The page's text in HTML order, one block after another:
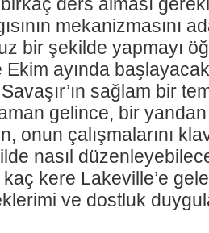
mekanizmasını
bir şekilde yapmayı
ayında başlayacak
sağlam bir
gelince, bir
onun çalışmalarını
nasıl
kere Lakeville’e
ve dostluk